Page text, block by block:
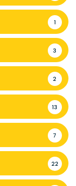
1
3
2
13
7
22